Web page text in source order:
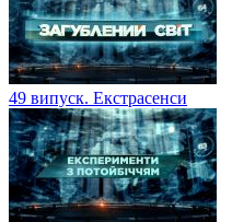
49 випуск. Екстрасенси